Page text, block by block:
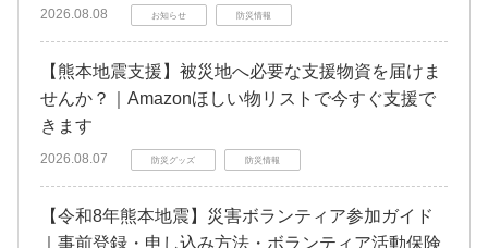
2026.08.08 お知らせ 防災情報
【熊本地震支援】被災地へ必要な支援物資を届けま
せんか？｜Amazonほしい物リストで今すぐ支援で
きます
2026.08.07 防災グッズ 防災情報
【令和8年熊本地震】災害ボランティア参加ガイド
｜事前登録・申し込み方法・ボランティア活動保険